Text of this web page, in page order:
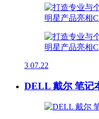
3 07.22
DELL 戴尔 笔记